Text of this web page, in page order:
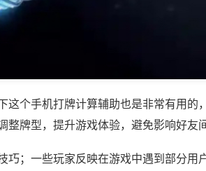
这个手机打牌计算辅助也是非常有用的
整牌型，提升游戏体验，避免影响好友
巧；一些玩家反映在游戏中遇到部分用